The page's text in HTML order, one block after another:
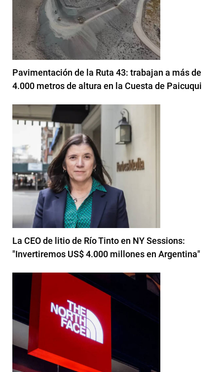
Pavimentación de la Ruta 43: trabajan a más de
4.000 metros de altura en la Cuesta de Paicuqui
La CEO de litio de Río Tinto en NY Sessions:
"Invertiremos US$ 4.000 millones en Argentina"